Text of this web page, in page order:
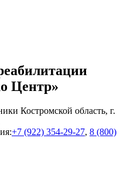
Центр»
Костромской область, г.
+7 (922) 354-29-27, 8 (800)